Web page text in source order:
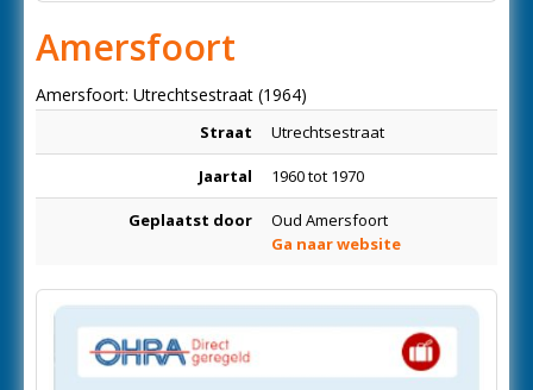
Amersfoort
Amersfoort: Utrechtsestraat (1964)
Straat Utrechtsestraat
Jaartal 1960 tot 1970
Geplaatst door
Oud Amersfoort
Ga naar website